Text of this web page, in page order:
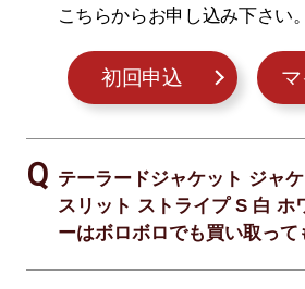
こちらからお申し込み下さい。
初回申込
テーラードジャケット ジャ
スリット ストライプ S 白 ホ
ーはボロボロでも買い取って